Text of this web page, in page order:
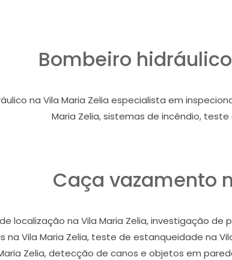
Bombeiro
na Vila Maria Zelia especialista em
Maria Zelia, sistemas de incêndio,
Caça vazamento
localização na Vila Maria Zelia, investigação
Vila Maria Zelia, teste de estanqueidade na
Zelia, detecção de canos e objetos em